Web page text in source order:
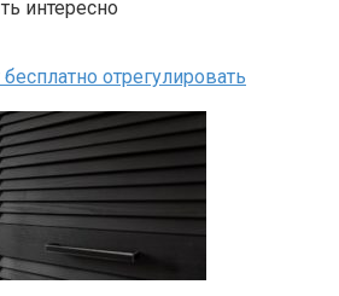
интересно
отрегулировать